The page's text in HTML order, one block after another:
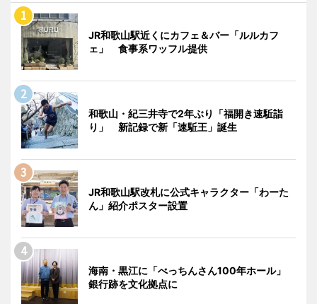
JR和歌山駅近くにカフェ＆バー「ルルカフ
ェ」 食事系ワッフル提供
和歌山・紀三井寺で2年ぶり「福開き速駈詣
り」 新記録で新「速駈王」誕生
JR和歌山駅改札に公式キャラクター「わーた
ん」紹介ポスター設置
海南・黒江に「べっちんさん100年ホール」
銀行跡を文化拠点に